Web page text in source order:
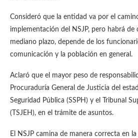
Consideró que la entidad va por el
implementación del NSJP, pero habrá
mediano plazo, depende de los
comunicación y la población en general.
Aclaró que el mayor peso de
Procuraduría General de Justicia del
Seguridad Pública (SSPH) y el Tribunal
(TSJEH), en el trámite de asuntos.
El NSJP camina de manera correcta en